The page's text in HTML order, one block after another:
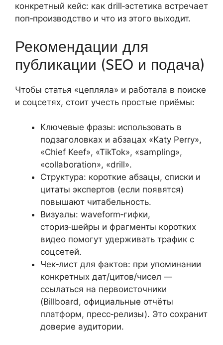
конкретный кейс: как drill‑эстетика встречает
поп‑производство и что из этого выходит.
Рекомендации для
публикации (SEO и подача)
Чтобы статья «цепляла» и работала в поиске
и соцсетях, стоит учесть простые приёмы:
Ключевые фразы: использовать в
подзаголовках и абзацах «Katy Perry»,
«Chief Keef», «TikTok», «sampling»,
«collaboration», «drill».
Структура: короткие абзацы, списки и
цитаты экспертов (если появятся)
повышают читабельность.
Визуалы: waveform‑гифки,
сториз‑шейры и фрагменты коротких
видео помогут удерживать трафик с
соцсетей.
Чек‑лист для фактов: при упоминании
конкретных дат/цитов/чисел —
ссылаться на первоисточники
(Billboard, официальные отчёты
платформ, пресс‑релизы). Это сохранит
доверие аудитории.